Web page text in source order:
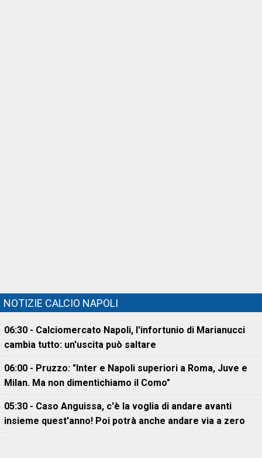
NOTIZIE CALCIO NAPOLI
06:30 - Calciomercato Napoli, l'infortunio di Marianucci
cambia tutto: un'uscita può saltare
06:00 - Pruzzo: "Inter e Napoli superiori a Roma, Juve e
Milan. Ma non dimentichiamo il Como"
05:30 - Caso Anguissa, c'è la voglia di andare avanti
insieme quest'anno! Poi potrà anche andare via a zero